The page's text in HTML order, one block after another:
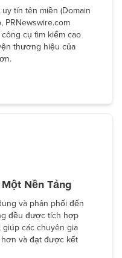
tín tên miền (Domain
cụ tìm kiếm cao
thương hiệu của
Nền Tảng
và phân phối đến
đều được tích hợp
các chuyên gia
và đạt được kết